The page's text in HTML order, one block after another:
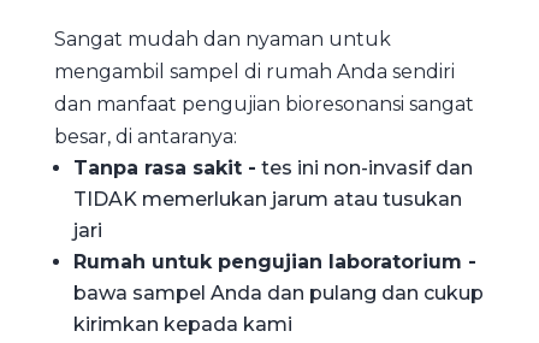
Sangat mudah dan nyaman untuk
mengambil sampel di rumah Anda sendiri
dan manfaat pengujian bioresonansi sangat
besar, di antaranya:
Tanpa rasa sakit - tes ini non-invasif dan
TIDAK memerlukan jarum atau tusukan
jari
Rumah untuk pengujian laboratorium -
bawa sampel Anda dan pulang dan cukup
kirimkan kepada kami